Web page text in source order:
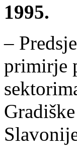
1995.
–
primirje